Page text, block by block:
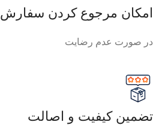
امکان مرجوع کردن سفارش
در صورت عدم رضایت
تضمین کیفیت و اصالت